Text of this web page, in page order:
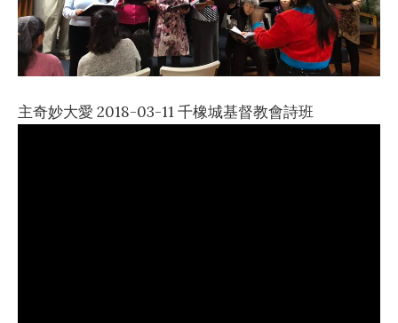
主奇妙大愛 2018-03-11 千橡城基督教會詩班